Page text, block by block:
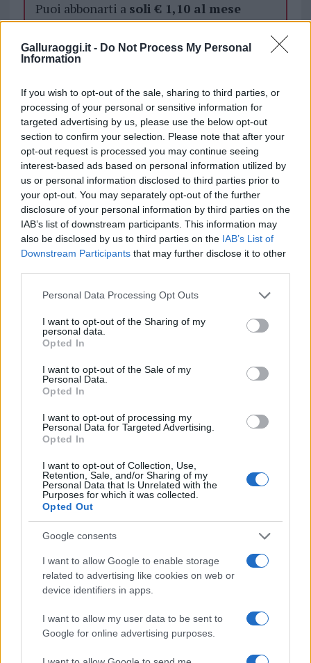
Galluraoggi.it - Do Not Process My Personal
Information
If you wish to opt-out of the sale, sharing to third parties, or
processing of your personal or sensitive information for
targeted advertising by us, please use the below opt-out
section to confirm your selection. Please note that after your
opt-out request is processed you may continue seeing
interest-based ads based on personal information utilized by
us or personal information disclosed to third parties prior to
your opt-out. You may separately opt-out of the further
disclosure of your personal information by third parties on the
IAB’s list of downstream participants. This information may
also be disclosed by us to third parties on the IAB’s List of
Downstream Participants that may further disclose it to other
Please note that this website/app uses one or more Google
not limited to your visit or usage behaviour. You may click to
grant or deny consent to Google and its third-party tags to
use your data for below specified purposes in below Google
consent section.
Personal Data Processing Opt Outs
I want to opt-out of the Sharing of my
personal data.
Opted In
I want to opt-out of the Sale of my
Personal Data.
Opted In
I want to opt-out of processing my
Personal Data for Targeted Advertising.
Opted In
I want to opt-out of Collection, Use,
Retention, Sale, and/or Sharing of my
Personal Data that Is Unrelated with the
Purposes for which it was collected.
Opted Out
Google consents
I want to allow Google to enable storage
related to advertising like cookies on web or
device identifiers in apps.
I want to allow my user data to be sent to
Google for online advertising purposes.
Puoi abbonarti a soli € 1,10 al mese
cliccandoqui
Sei già abbonato?
Puoi effettuare l'accesso andando nella
sezioneLogindal menù del sito o
cliccandoqui
TEMI: Casa Olbia
Condividi l'articolo
F
a
ce
b
o
o
k
T
w
it
te
r
Pi
n
te
re
st
W
h
at
s
p
p
S
h
a
re
Articolo precedente
Prossimo articolo
NOTIZIE RECENTI
Monte Pino, la fine di un lungo dolore: storia e
rinascita della strada che segnò la Gallura
Raid nelle campagne di Berchidda, rischio per
la rete elettrica
Monte Pino, via i cancelli del cantiere: la Gallura
Nuovi stalli residenti a Palau, il Comune